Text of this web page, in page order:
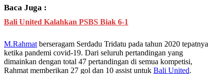
Baca Juga :
Bali United Kalahkan PSBS Biak 6-1
M.Rahmat berseragam Serdadu Tridatu pada tahun 2020 tepatnya
ketika pandemi covid-19. Dari seluruh pertandingan yang
dimainkan dengan total 47 pertandingan di semua kompetisi,
Rahmat memberikan 27 gol dan 10 assist untuk Bali United.